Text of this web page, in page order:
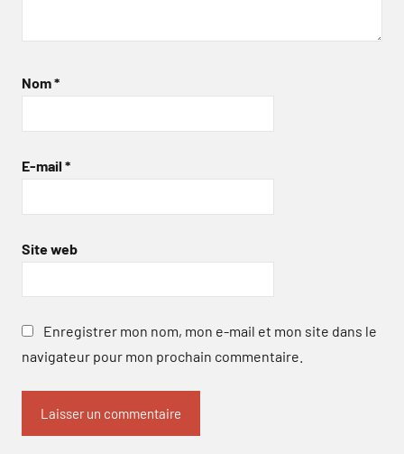
Nom*
E-mail *
Site web
Enregistrer mon nom, mon e-mail et mon site dans le
navigateur pour mon prochain commentaire.